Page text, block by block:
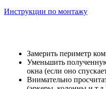
Инструкции по монтажу
Замерить периметр
Уменьшить
окна (если оно
Внимательно